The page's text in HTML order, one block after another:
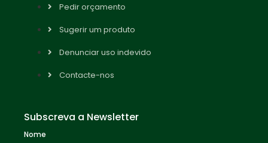
Pedir orçamento
Sugerir um produto
Denunciar uso indevido
Contacte-nos
Subscreva a Newsletter
Nome